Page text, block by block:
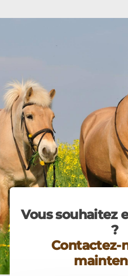
Vous souhaitez
?
Contactez-